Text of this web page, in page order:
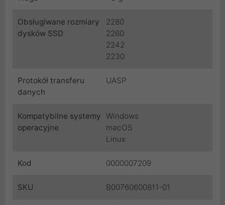
Obsługiwane rozmiary
dysków SSD
2280
2260
2242
2230
Protokół transferu
danych
UASP
Kompatybilne systemy
operacyjne
Windows
macOS
Linux
Kod 0000007209
SKU B00760600811-01